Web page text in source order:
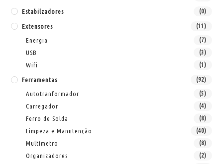
Estabilzadores (0)
Extensores (11)
Energia (7)
USB (3)
Wifi (1)
Ferramentas (92)
Autotranformador (5)
Carregador (4)
Ferro de Solda (8)
Limpeza e Manutenção (40)
Multímetro (8)
Organizadores (2)